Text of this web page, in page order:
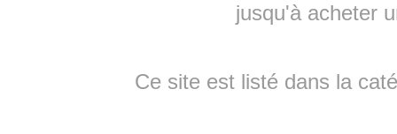
jusqu'à acheter
Ce site est listé dans la